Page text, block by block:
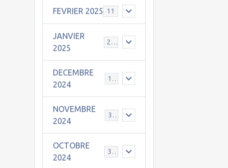
FEVRIER 2025 11
JANVIER
2025
25
DECEMBRE
2024
19
NOVEMBRE
2024
30
OCTOBRE
2024
31